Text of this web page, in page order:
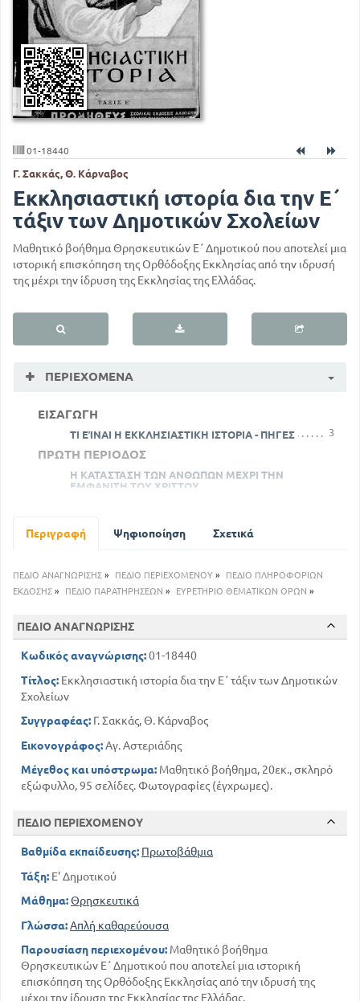
01-18440
Γ. Σακκάς, Θ. Κάρναβος
Εκκλησιαστική ιστορία δια την Ε΄
τάξιν των Δημοτικών Σχολείων
Μαθητικό βοήθημα Θρησκευτικών Ε΄ Δημοτικού που αποτελεί μια
ιστορική επισκόπηση της Ορθόδοξης Εκκλησίας από την ιδρυσή
της μέχρι την ίδρυση της Εκκλησίας της Ελλάδας.
ΠΕΡΙΕΧΌΜΕΝΑ
ΕΙΣΑΓΩΓΗ
ΤΙ ΕΊΝΑΙ Η ΕΚΚΛΗΣΙΑΣΤΙΚΗ ΙΣΤΟΡΙΑ - ΠΗΓΕΣ 3
ΠΡΩΤΗ ΠΕΡΙΟΔΟΣ
Η ΚΑΤΑΣΤΑΣΗ ΤΩΝ ΑΝΘΩΠΩΝ ΜΕΧΡΙ ΤΗΝ
ΕΜΦΑΝΙΣΗ ΤΟΥ ΧΡΙΣΤΟΥ
ΘΡΗΣΚΕΙΑΣ
ΕΙΚΟΝΟΜΑΧΟΟΙ ΚΑΙ Η ΚΥΡΙΑΚΗ ΤΗΣ ΟΡΘΟΔΟΞΙΑΣ
Η ΔΙΟΙΚΗΣΗ ΤΗΣ ΕΚΚΛΗΣΙΑΣ ΜΑΣ ΚΑΤΆ ΤΗΝ Γ
ΤΟ ΟΡΙΣΤΙΚΟ ΣΧΙΣΜΑ ΤΗΣ ΕΚΚΛΗΣΙΑΣ
ΤΕΤΑΡΤΗ ΠΕΡΙΟΔΟΣ
78
ΤΑ ΑΛΛΑ ΠΑΤΡΙΑΡΧΕΙΑ
83
Περιγραφή Ψηφιοποίηση Σχετικά
ΠΕΔΙΟ ΑΝΑΓΝΩΡΙΣΗΣ » ΠΕΔΙΟ ΠΕΡΙΕΧΟΜΕΝΟΥ »
ΠΕΔΙΟ ΠΛΗΡΟΦΟΡΙΩΝ
ΕΚΔΟΣΗΣ » ΠΕΔΙΟ ΠΑΡΑΤΗΡΗΣΕΩΝ » ΕΥΡΕΤΗΡΙΟ ΘΕΜΑΤΙΚΩΝ ΟΡΩΝ »
ΠΕΔΙΟ ΑΝΑΓΝΩΡΙΣΗΣ
Κωδικός αναγνώρισης:01-18440
Τίτλος: Εκκλησιαστική ιστορία δια την Ε΄ τάξιν των Δημοτικών
Σχολείων
Συγγραφέας: Γ. Σακκάς, Θ. Κάρναβος
Εικονογράφος:Αγ. Αστεριάδης
Μέγεθος και υπόστρωμα: Μαθητικό βοήθημα, 20εκ., σκληρό
εξώφυλλο, 95 σελίδες. Φωτογραφίες (έγχρωμες).
ΠΕΔΙΟ ΠΕΡΙΕΧΟΜΕΝΟΥ
Βαθμίδα εκπαίδευσης: Πρωτοβάθμια
Τάξη: Ε' Δημοτικού
Μάθημα:Θρησκευτικά
Γλώσσα:Απλή καθαρεύουσα
Παρουσίαση περιεχομένου: Μαθητικό βοήθημα
Θρησκευτικών Ε΄ Δημοτικού που αποτελεί μια ιστορική
επισκόπηση της Ορθόδοξης Εκκλησίας από την ιδρυσή της
μέχρι την ίδρυση της Εκκλησίας της Ελλάδας.